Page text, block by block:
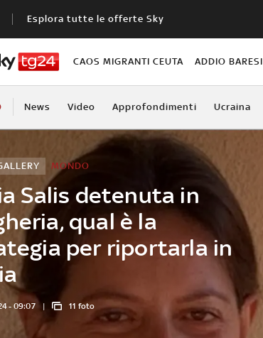
Esplora tutte le offerte Sky
CAOS MIGRANTI CEUTA ADDIO BARESI
News Video Approfondimenti Ucraina
Salis detenuta in
qual è la
per riportarla in
MONDO
- 09:07 11 foto